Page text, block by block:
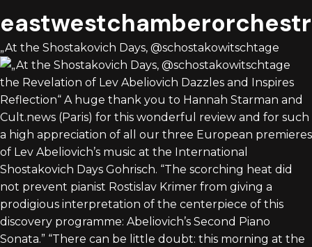
„At the Shostakovich Days, @schostakowitschtage